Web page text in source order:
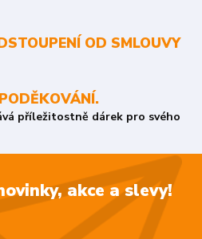
OD SMLOUVY
příležitostně dárek pro svého
akce a slevy!